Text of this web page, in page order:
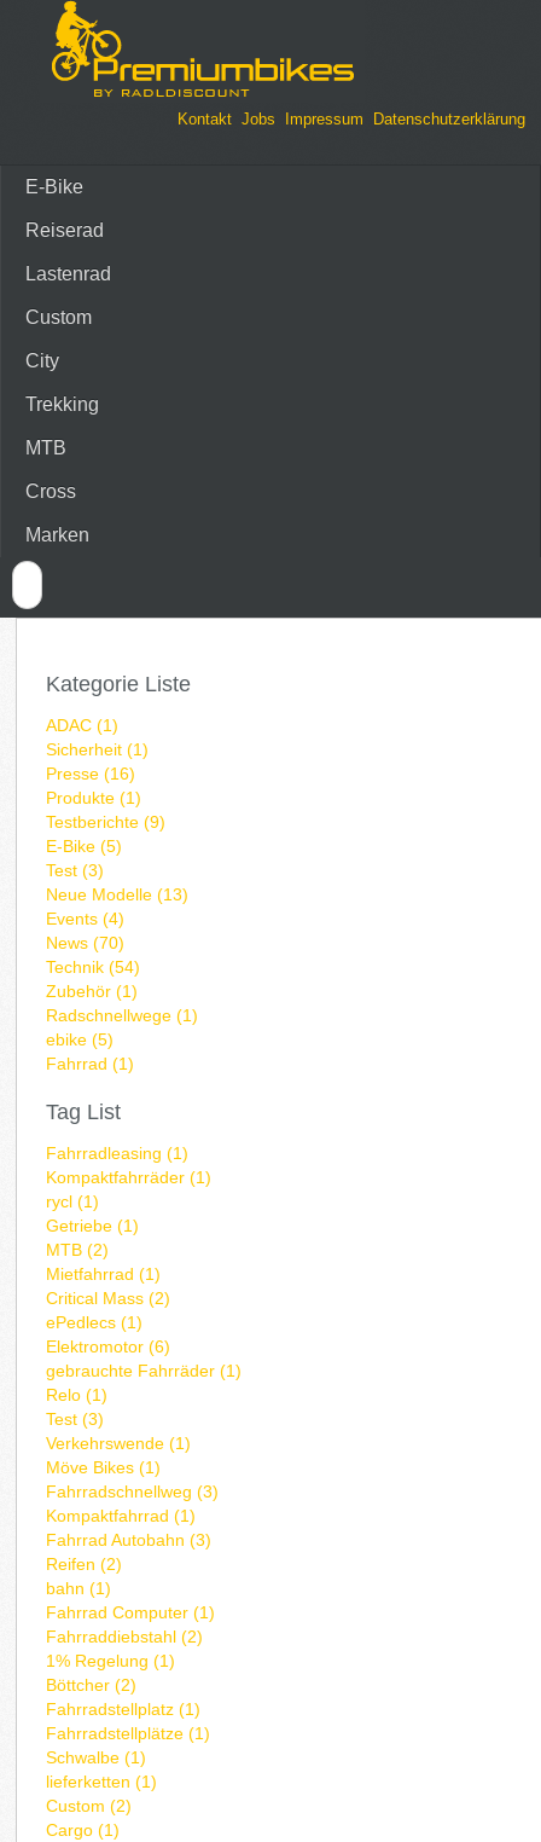
Kontakt Jobs Impressum Datenschutzerklärung
E-Bike
Reiserad
Lastenrad
Custom
City
Trekking
MTB
Cross
Marken
Kategorie Liste
ADAC (1)
Sicherheit (1)
Presse (16)
Produkte (1)
Testberichte (9)
E-Bike (5)
Test (3)
Neue Modelle (13)
Events (4)
News (70)
Technik (54)
Zubehör (1)
Radschnellwege (1)
ebike (5)
Fahrrad (1)
Tag List
Fahrradleasing (1)
Kompaktfahrräder (1)
rycl (1)
Getriebe (1)
MTB (2)
Mietfahrrad (1)
Critical Mass (2)
ePedlecs (1)
Elektromotor (6)
gebrauchte Fahrräder (1)
Relo (1)
Test (3)
Verkehrswende (1)
Möve Bikes (1)
Fahrradschnellweg (3)
Kompaktfahrrad (1)
Fahrrad Autobahn (3)
Reifen (2)
bahn (1)
Fahrrad Computer (1)
Fahrraddiebstahl (2)
1% Regelung (1)
Böttcher (2)
Fahrradstellplatz (1)
Fahrradstellplätze (1)
Schwalbe (1)
lieferketten (1)
Custom (2)
Cargo (1)